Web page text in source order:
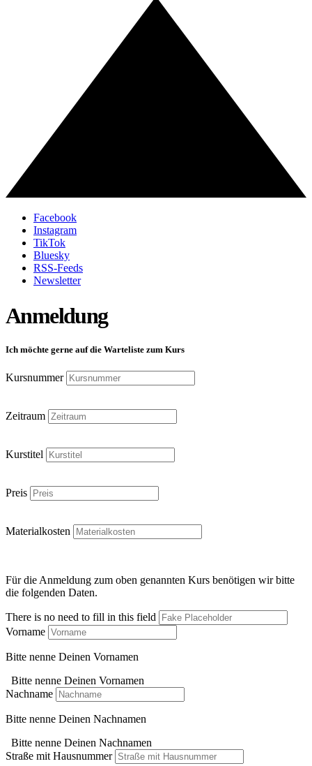
Facebook
Instagram
TikTok
Bluesky
RSS-Feeds
Newsletter
Anmeldung
Ich möchte gerne auf die Warteliste zum Kurs
Kursnummer
Zeitraum
Kurstitel
Preis
Materialkosten
Für die Anmeldung zum oben genannten Kurs benötigen wir bitte
die folgenden Daten.
There is no need to fill in this field
Vorname
Bitte nenne Deinen Vornamen
Bitte nenne Deinen Vornamen
Nachname
Bitte nenne Deinen Nachnamen
Bitte nenne Deinen Nachnamen
Straße mit Hausnummer